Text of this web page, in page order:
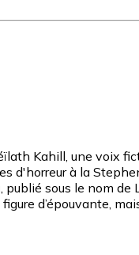
Kahill, une
d'horreur à la
sous le nom
d’épouvante,